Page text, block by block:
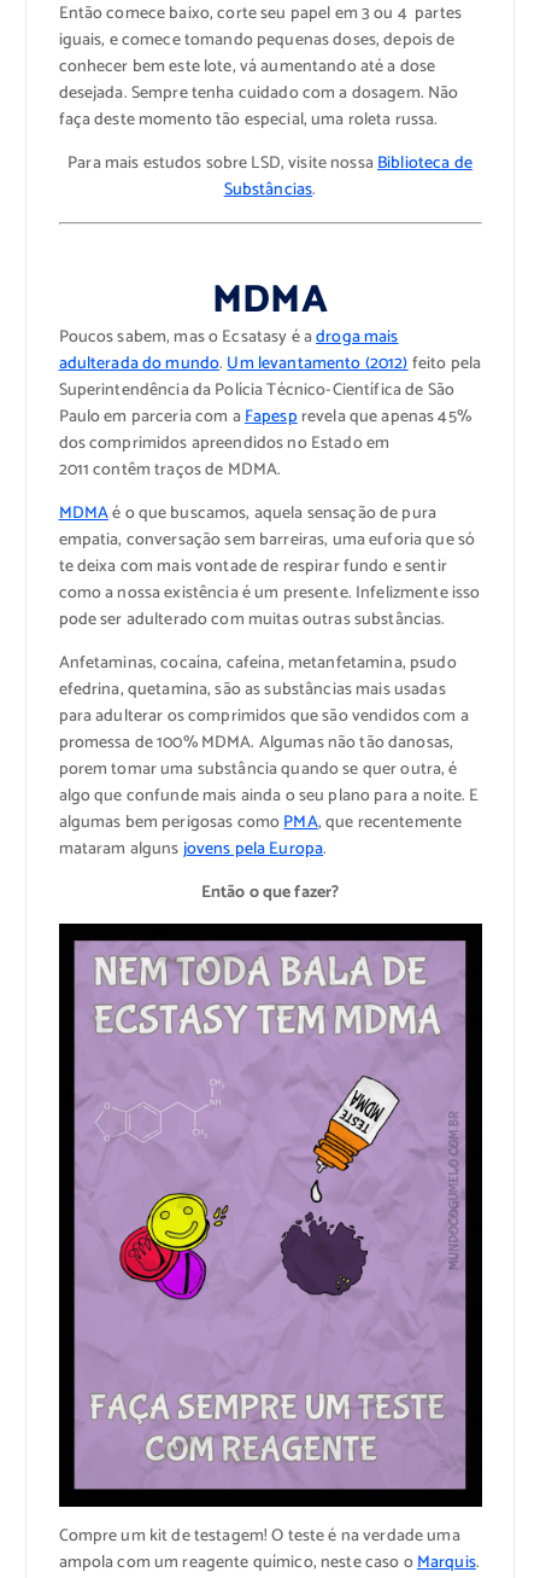
Então comece baixo, corte seu papel em 3 ou 4 partes
iguais, e comece tomando pequenas doses, depois de
conhecer bem este lote, vá aumentando até a dose
desejada. Sempre tenha cuidado com a dosagem. Não
faça deste momento tão especial, uma roleta russa.
Para mais estudos sobre LSD, visite nossaBiblioteca de
Substâncias.
MDMA
Poucos sabem, mas o Ecsatasy é adroga mais
adulterada do mundo.Um levantamento (2012)feito pela
Superintendência da Polícia Técnico-Científica de São
Paulo em parceria com aFapesprevela que apenas 45%
dos comprimidos apreendidos no Estado em
2011 contêm traços de MDMA.
MDMAé o que buscamos, aquela sensação de pura
empatia, conversação sem barreiras, uma euforia que só
te deixa com mais vontade de respirar fundo e sentir
como a nossa existência é um presente. Infelizmente isso
pode ser adulterado com muitas outras substâncias.
Anfetaminas, cocaína, cafeína, metanfetamina, psudo
efedrina, quetamina, são as substâncias mais usadas
para adulterar os comprimidos que são vendidos com a
promessa de 100% MDMA. Algumas não tão danosas,
porem tomar uma substância quando se quer outra, é
algo que confunde mais ainda o seu plano para a noite. E
algumas bem perigosas comoPMA, que recentemente
mataram algunsjovens pela Europa.
Então o que fazer?
Compre um kit de testagem! O teste é na verdade uma
ampola com um reagente químico, neste caso oMarquis.